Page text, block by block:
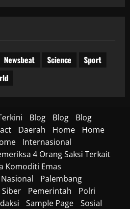
Newsbeat Science
Sport
Blog Blog
Blog
Daerah Home
Home
Internasional
4 Orang Saksi Terkait
Komoditi Emas
Nasional
Palembang
Pemerintah
Polri
Sample Page
Sosial